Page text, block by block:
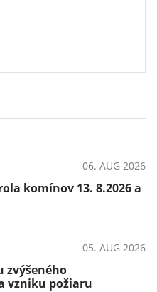
06. AUG 2026
komínov 13. 8.2026 a
05. AUG 2026
zvýšeného
vzniku požiaru